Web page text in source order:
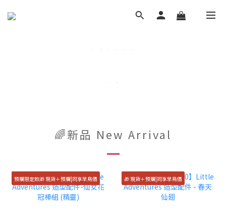
🌈新品 New Arrival
預購限定款🎁 現貨＋預購|同享早鳥價 🎁 現貨＋預購|同享早鳥價